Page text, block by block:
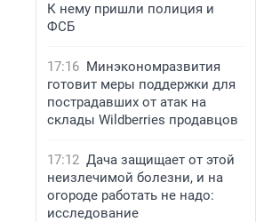
К нему пришли полиция и
ФСБ
17:16 Минэкономразвития
готовит меры поддержки для
пострадавших от атак на
склады Wildberries продавцов
17:12 Дача защищает от этой
неизлечимой болезни, и на
огороде работать не надо:
исследование